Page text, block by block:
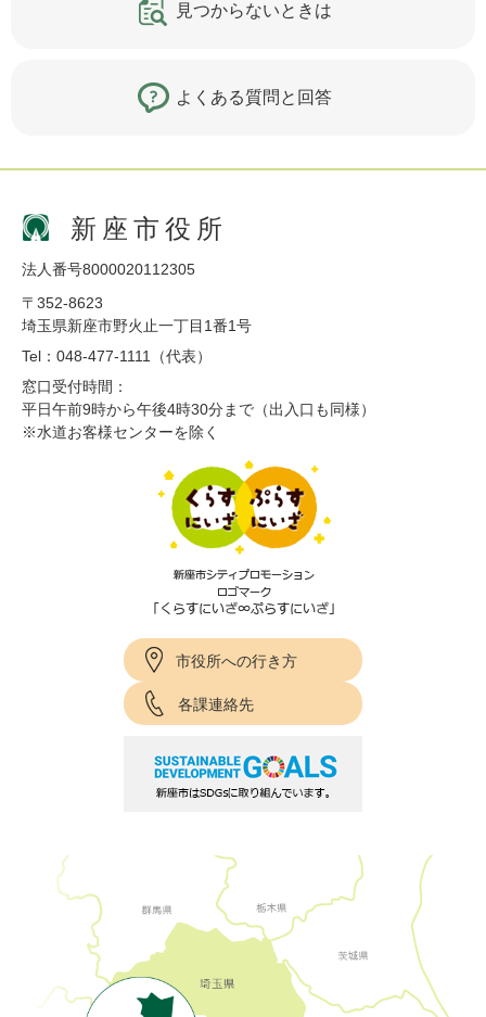
見つからないときは
よくある質問と回答
新座市役所
法人番号8000020112305
〒352-8623
埼玉県新座市野火止一丁目1番1号
Tel：048-477-1111（代表）
窓口受付時間：
平日午前9時から午後4時30分まで（出入口も同様）
※水道お客様センターを除く
市役所への行き方
各課連絡先